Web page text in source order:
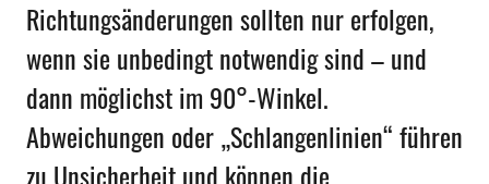
Richtungsänderungen sollten nur erfolgen,
wenn sie unbedingt notwendig sind – und
dann möglichst im 90°-Winkel.
Abweichungen oder „Schlangenlinien“ führen
zu Unsicherheit und können die